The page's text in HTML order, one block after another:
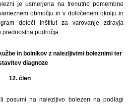
je usmerjena na trenutno pomembne
območju in v določenem okolju in
določi Inštitut za varovanje zdravja
prednostna področja.
in bolnikov z nalezljivimi boleznimi ter
diagnoze
12. člen
posumi na nalezljivo bolezen na podlagi